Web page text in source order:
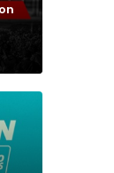
CORRIDA VIRTUAL